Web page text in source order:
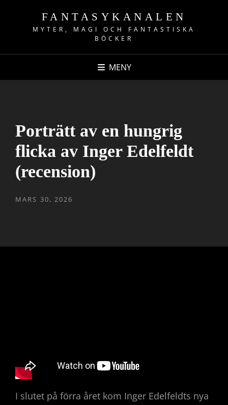
FANTASYKANALEN
MYTER, MAGI OCH FANTASTISKA
BÖCKER
MENY
Porträtt av en hungrig
flicka av Inger Edelfeldt
(recension)
PUBLICERAT
MARS 30, 2026
I slutet på förra året kom Inger Edelfeldts nya